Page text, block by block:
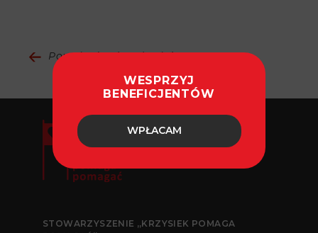
Powrót do aktualności
WESPRZYJ
BENEFICJENTÓW
WPŁACAM
STOWARZYSZENIE „KRZYSIEK POMAGA